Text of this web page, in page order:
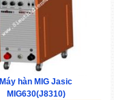
Máy hàn MIG Jasic
MIG630(J8310)